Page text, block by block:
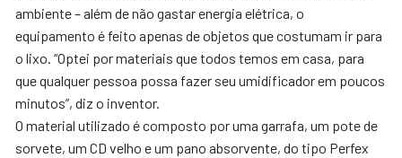
ambiente – além de não gastar energia elétrica, o
equipamento é feito apenas de objetos que costumam ir para
o lixo. “Optei por materiais que todos temos em casa, para
que qualquer pessoa possa fazer seu umidificador em poucos
minutos”, diz o inventor.
O material utilizado é composto por uma garrafa, um pote de
sorvete, um CD velho e um pano absorvente, do tipo Perfex